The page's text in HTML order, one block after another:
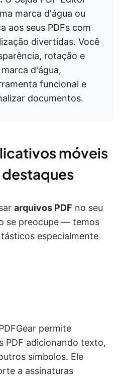
marca d'água ou
aos seus PDFs com
divertidas. Você
rotação e
d'água,
funcional e
documentos.
móveis
arquivos PDF no seu
se preocupe — temos
especialmente
permite
PDF adicionando texto,
símbolos. Ele
a assinaturas